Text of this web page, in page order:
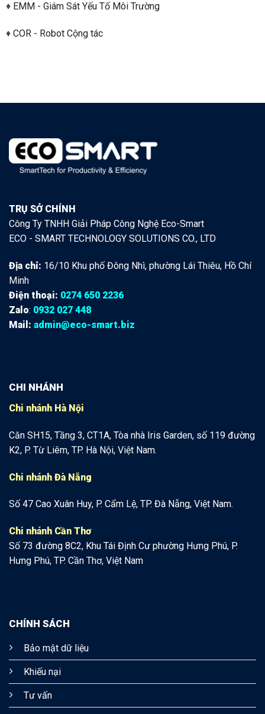
♦ EMM - Giám Sát Yếu Tố Môi Trường
♦ COR - Robot Cộng tác
TRỤ SỞ CHÍNH
Công Ty TNHH Giải Pháp Công Nghệ Eco-Smart
ECO - SMART TECHNOLOGY SOLUTIONS CO., LTD
Địa chỉ: 16/10 Khu phố Đông Nhì, phường Lái Thiêu, Hồ Chí
Minh
Điện thoại: 0274 650 2236
Zalo: 0932 027 448
Mail: admin@eco-smart.biz
CHI NHÁNH
Chi nhánh Hà Nội
Căn SH15, Tầng 3, CT1A, Tòa nhà Iris Garden, số 119 đường
K2, P. Từ Liêm, TP. Hà Nội, Việt Nam.
Chi nhánh Đà Nẵng
Số 47 Cao Xuân Huy, P. Cẩm Lệ, TP. Đà Nẵng, Việt Nam.
Chi nhánh Cần Thơ
Số 73 đường 8C2, Khu Tái Định Cư phường Hưng Phú, P.
Hưng Phú, TP. Cần Thơ, Việt Nam
CHÍNH SÁCH
Bảo mật dữ liệu
Khiếu nại
Tư vấn